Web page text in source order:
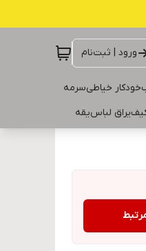
ورود | ثبت‌نام
خودکار خیاطیسرمه
یراق لباسیقه